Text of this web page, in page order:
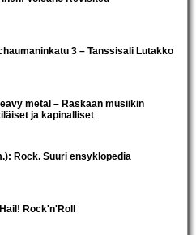
3 – Tanssisali Lutakko
metal – Raskaan musiikin
ja kapinalliset
Rock. Suuri ensyklopedia
Rock'n'Roll